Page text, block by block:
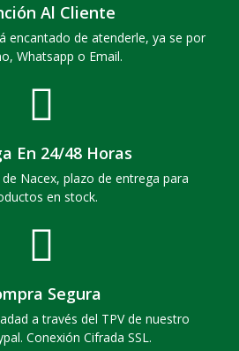
Al Cliente
encantado de atenderle, ya se por
Whatsapp o Email.
En 24/48 Horas
Nacex, plazo de entrega para
en stock.
Segura
a través del TPV de nuestro
Conexión Cifrada SSL.